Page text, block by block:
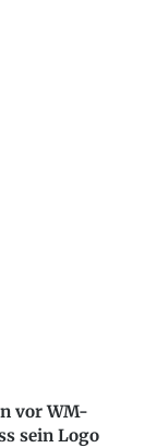
vor WM-
sein Logo